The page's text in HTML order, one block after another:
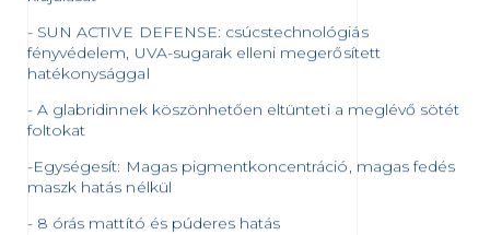
- SUN ACTIVE DEFENSE: csúcstechnológiás
fényvédelem, UVA-sugarak elleni megerősített
hatékonysággal
- A glabridinnek köszönhetően eltünteti a meglévő sötét
foltokat
-Egységesít: Magas pigmentkoncentráció, magas fedés
maszk hatás nélkül
- 8 órás mattító és púderes hatás